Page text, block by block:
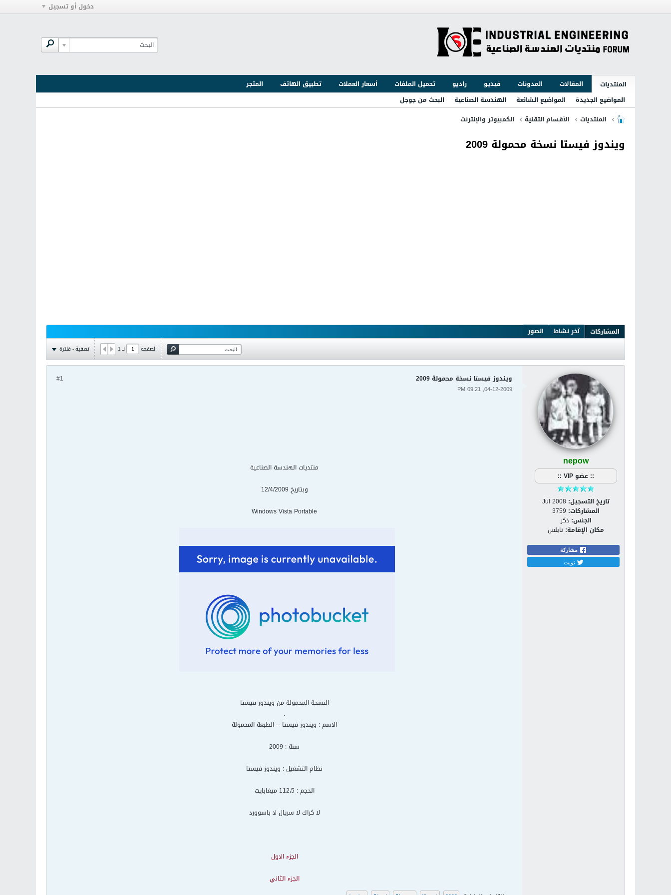
دخول أو تسجيل
المنتديات المقالات المدونات فيديو راديو تحميل الملفات أسعار العملات تطبيق الهاتف
المتجر
المواضيع الجديدة
المواضيع الشائعة الهندسة الصناعية
البحث من جوجل
المنتديات
الأقسام التقنية الكمبيوتر والإنترنت
ويندوز فيستا نسخة محمولة 2009
المشاركات آخر نشاط الصور
الصفحة لـ1 تصفية - فلترة
nepow
:: عضو VIP ::
تاريخ التسجيل: Jul 2008
المشاركات: 3759
الجنس: ذكر
مكان الإقامة: نابلس
مشاركة
تويت
#1 ويندوز فيستا نسخة محمولة 2009
04-12-2009, 09:21 PM
منتديات الهندسة الصناعية
وبتاريخ 12/4/2009
Windows Vista Portable
النسخة المحمولة من ويندوز فيستا
.
الاسم : ويندوز فيستا -- الطبعة المحمولة
سنة : 2009
نظام التشغيل : ويندوز فيستا
الحجم : 112،5 ميغابايت
لا كراك لا سريال لا باسوورد
الجزء الاول
الجزء الثاني